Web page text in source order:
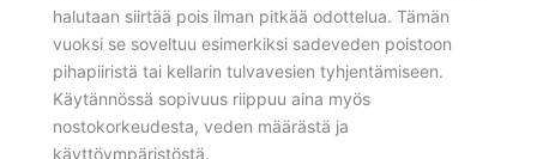
halutaan siirtää pois ilman pitkää odottelua. Tämän
vuoksi se soveltuu esimerkiksi sadeveden poistoon
pihapiiristä tai kellarin tulvavesien tyhjentämiseen.
Käytännössä sopivuus riippuu aina myös
nostokorkeudesta, veden määrästä ja
käyttöympäristöstä.